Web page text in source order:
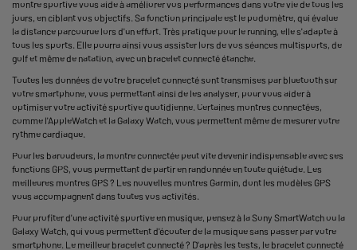
montre sportive vous aide à améliorer vos performances dans votre vie de tous les
jours, en ciblant vos objectifs. Sa fonction principale est le podomètre, qui évalue
la distance parcourue lors d'un effort. Très pratique pour le running, elle s'adapte à
tous les sports. Elle pourra ainsi vous assister lors de vos séances multisports, de
golf et même de natation, avec un bracelet connecté étanche.
Toutes les données de votre bracelet connecté sont transmises par bluetooth sur
votre smartphone, vous permettant ainsi de les analyser, pour vous aider à
optimiser votre activité sportive quotidienne. Certaines montres connectées,
comme l'AppleWatch et la Galaxy Watch, vous permettent même de mesurer votre
rythme cardiaque.
Pour les baroudeurs, la montre connectée peut vite devenir indispensable avec ses
fonctions GPS, vous permettant de partir en randonnée en toute quiétude. Les
meilleures montres GPS ? Les nouvelles montres Garmin, dont les modèles GPS
vous accompagnent dans toutes vos activités.
Pour profiter d'une activité sportive en musique, pensez à la Sony SmartWatch ou la
Galaxy Watch, qui vous permettent d'écouter de la musique sans passer par votre
smartphone. Le meilleur bracelet connecté ? D'après les tests, le bracelet connecté